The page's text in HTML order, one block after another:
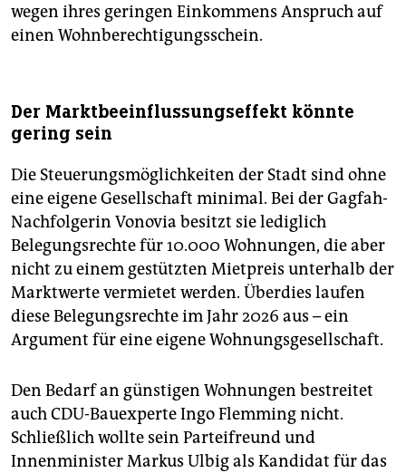
wegen ihres geringen Einkommens Anspruch auf
einen Wohnberechtigungsschein.
Der Marktbeeinflussungseffekt könnte
gering sein
Die Steuerungsmöglichkeiten der Stadt sind ohne
eine eigene Gesellschaft minimal. Bei der Gagfah-
Nachfolgerin Vonovia besitzt sie lediglich
Belegungsrechte für 10.000 Wohnungen, die aber
nicht zu einem gestützten Mietpreis unterhalb der
Marktwerte vermietet werden. Überdies laufen
diese Belegungsrechte im Jahr 2026 aus – ein
Argument für eine eigene Wohnungsgesellschaft.
Den Bedarf an günstigen Wohnungen bestreitet
auch CDU-Bauexperte Ingo Flemming nicht.
Schließlich wollte sein Parteifreund und
Innenminister Markus Ulbig als Kandidat für das